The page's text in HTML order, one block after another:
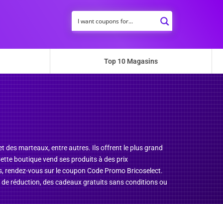
Top 10 Magasins
des marteaux, entre autres. Ils offrent le plus grand
boutique vend ses produits à des prix
vous sur le coupon Code Promo Bricoselect.
réduction, des cadeaux gratuits sans conditions ou